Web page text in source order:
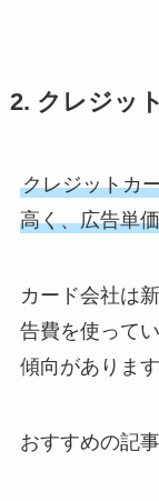
2. クレジッ
クレジットカ
高く、広告単
カード会社は
告費を使って
傾向があります
おすすめの記